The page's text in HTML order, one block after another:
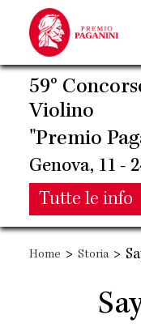
contenuto
principale
59°
Violino
"Premio
Genova, 11 -
Main
Tutte le info
Main
Home > Storia >